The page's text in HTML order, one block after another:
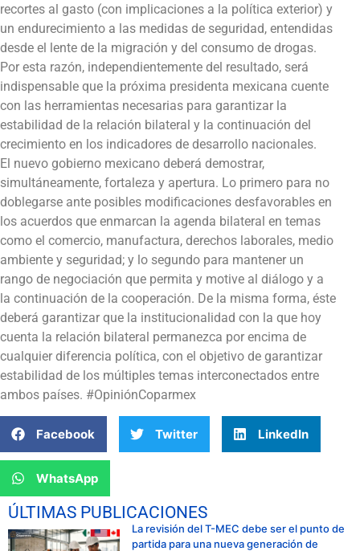
recortes al gasto (con implicaciones a la política exterior) y
un endurecimiento a las medidas de seguridad, entendidas
desde el lente de la migración y del consumo de drogas.
Por esta razón, independientemente del resultado, será
indispensable que la próxima presidenta mexicana cuente
con las herramientas necesarias para garantizar la
estabilidad de la relación bilateral y la continuación del
crecimiento en los indicadores de desarrollo nacionales.
El nuevo gobierno mexicano deberá demostrar,
simultáneamente, fortaleza y apertura. Lo primero para no
doblegarse ante posibles modificaciones desfavorables en
los acuerdos que enmarcan la agenda bilateral en temas
como el comercio, manufactura, derechos laborales, medio
ambiente y seguridad; y lo segundo para mantener un
rango de negociación que permita y motive al diálogo y a
la continuación de la cooperación. De la misma forma, éste
deberá garantizar que la institucionalidad con la que hoy
cuenta la relación bilateral permanezca por encima de
cualquier diferencia política, con el objetivo de garantizar
estabilidad de los múltiples temas interconectados entre
ambos países. #OpiniónCoparmex
Facebook Twitter LinkedIn
WhatsApp
ÚLTIMAS PUBLICACIONES
La revisión del T-MEC debe ser el punto de
partida para una nueva generación de